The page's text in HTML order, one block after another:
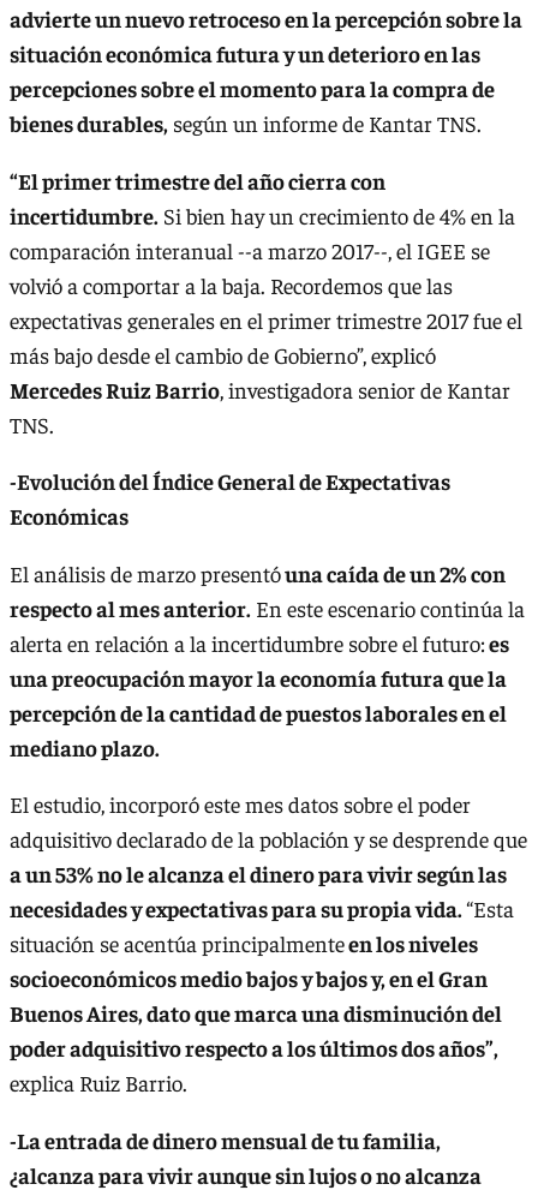
advierte un nuevo retroceso en la percepción sobre la
situación económica futura y un deterioro en las
percepciones sobre el momento para la compra de
bienes durables, según un informe de Kantar TNS.
“El primer trimestre del año cierra con
incertidumbre. Si bien hay un crecimiento de 4% en la
comparación interanual --a marzo 2017--, el IGEE se
volvió a comportar a la baja. Recordemos que las
expectativas generales en el primer trimestre 2017 fue el
más bajo desde el cambio de Gobierno”, explicó
Mercedes Ruiz Barrio, investigadora senior de Kantar
TNS.
-Evolución del Índice General de Expectativas
Económicas
El análisis de marzo presentóuna caída de un 2% con
respecto al mes anterior. En este escenario continúa la
alerta en relación a la incertidumbre sobre el futuro:es
una preocupación mayor la economía futura que la
percepción de la cantidad de puestos laborales en el
mediano plazo.
El estudio, incorporó este mes datos sobre el poder
adquisitivo declarado de la población y se desprende que
a un 53% no le alcanza el dinero para vivir según las
necesidades y expectativas para su propia vida.“Esta
situación se acentúa principalmenteen los niveles
socioeconómicos medio bajos y bajos y, en el Gran
Buenos Aires, dato que marca una disminución del
poder adquisitivo respecto a los últimos dos años”,
explica Ruiz Barrio.
-La entrada de dinero mensual de tu familia,
¿alcanza para vivir aunque sin lujos o no alcanza